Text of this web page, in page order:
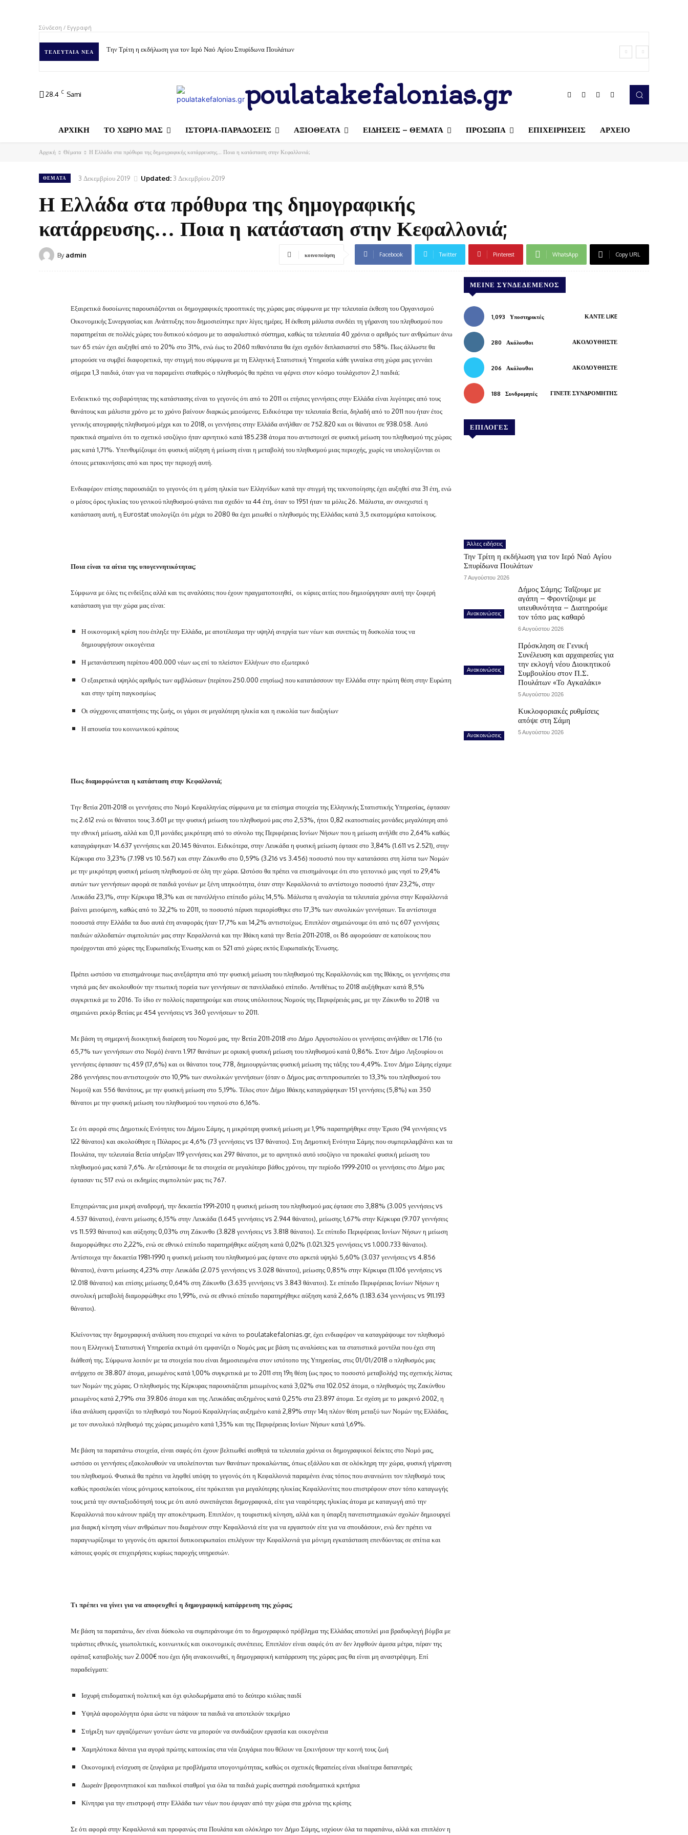
Σύνδεση / Εγγραφή
ΤΕΛΕΥΤΑΊΑ ΝΈΑ Την Τρίτη η εκδήλωση για τον Ιερό Ναό Αγίου Σπυρίδωνα Πουλάτων
28.4 C Sami poulatakefalonias.gr
ΑΡΧΙΚΗ ΤΟ ΧΩΡΙΟ ΜΑΣ ΙΣΤΟΡΙΑ-ΠΑΡΑΔΟΣΕΙΣ ΑΞΙΟΘΕΑΤΑ ΕΙΔΗΣΕΙΣ – ΘΕΜΑΤΑ ΠΡΟΣΩΠΑ ΕΠΙΧΕΙΡΗΣΕΙΣ ΑΡΧΕΙΟ
Αρχική Θέματα Η Ελλάδα στα πρόθυρα της δημογραφικής κατάρρευσης... Ποια η κατάσταση στην Κεφαλλονιά;
ΘΈΜΑΤΑ 3 Δεκεμβρίου 2019 Updated: 3 Δεκεμβρίου 2019
Η Ελλάδα στα πρόθυρα της δημογραφικής
κατάρρευσης… Ποια η κατάσταση στην Κεφαλλονιά;
By admin κοινοποίηση Facebook Twitter Pinterest WhatsApp Copy URL
Εξαιρετικά δυσοίωνες παρουσιάζονται οι δημογραφικές προοπτικές της χώρας μας σύμφωνα με την τελευταία έκθεση του Οργανισμού
Οικονομικής Συνεργασίας και Ανάπτυξης που δημοσιεύτηκε πριν λίγες ημέρες. Η έκθεση μάλιστα συνδέει τη γήρανση του πληθυσμού που
παρατηρείται σε πολλές χώρες του δυτικού κόσμου με το ασφαλιστικό σύστημα, καθώς τα τελευταία 40 χρόνια ο αριθμός των ανθρώπων άνω
των 65 ετών έχει αυξηθεί από το 20% στο 31%, ενώ έως το 2060 πιθανότατα θα έχει σχεδόν διπλασιαστεί στο 58%. Πως άλλωστε θα
μπορούσε να συμβεί διαφορετικά, την στιγμή που σύμφωνα με τη Ελληνική Στατιστική Υπηρεσία κάθε γυναίκα στη χώρα μας γεννάει
σήμερα 1,3 παιδιά, όταν για να παραμείνει σταθερός ο πληθυσμός θα πρέπει να φέρνει στον κόσμο τουλάχιστον 2,1 παιδιά;
Ενδεικτικό της σοβαρότητας της κατάστασης είναι το γεγονός ότι από το 2011 οι ετήσιες γεννήσεις στην Ελλάδα είναι λιγότερες από τους
θανάτους και μάλιστα χρόνο με το χρόνο βαίνουν διαρκώς μειούμενες. Ειδικότερα την τελευταία 8ετία, δηλαδή από το 2011 που ήταν έτος
γενικής απογραφής πληθυσμού μέχρι και το 2018, οι γεννήσεις στην Ελλάδα ανήλθαν σε 752.820 και οι θάνατοι σε 938.058. Αυτό
πρακτικά σημαίνει ότι το σχετικό ισοζύγιο ήταν αρνητικό κατά 185.238 άτομα που αντιστοιχεί σε φυσική μείωση του πληθυσμού της χώρας
μας κατά 1,71%. Υπενθυμίζουμε ότι φυσική αύξηση ή μείωση είναι η μεταβολή του πληθυσμού μιας περιοχής, χωρίς να υπολογίζονται οι
όποιες μετακινήσεις από και προς την περιοχή αυτή.
Ενδιαφέρον επίσης παρουσιάζει το γεγονός ότι η μέση ηλικία των Ελληνίδων κατά την στιγμή της τεκνοποίησης έχει αυξηθεί στα 31 έτη, ενώ
ο μέσος όρος ηλικίας του γενικού πληθυσμού φτάνει πια σχεδόν τα 44 έτη, όταν το 1951 ήταν τα μόλις 26. Μάλιστα, αν συνεχιστεί η
κατάσταση αυτή, η Eurostat υπολογίζει ότι μέχρι το 2080 θα έχει μειωθεί ο πληθυσμός της Ελλάδας κατά 3,5 εκατομμύρια κατοίκους.
Ποια είναι τα αίτια της υπογεννητικότητας;
Σύμφωνα με όλες τις ενδείξεις αλλά και τις αναλύσεις που έχουν πραγματοποιηθεί, οι κύριες αιτίες που δημιούργησαν αυτή την ζοφερή
κατάσταση για την χώρα μας είναι:
Η οικονομική κρίση που έπληξε την Ελλάδα, με αποτέλεσμα την υψηλή ανεργία των νέων και συνεπώς τη δυσκολία τους να
δημιουργήσουν οικογένεια
Η μετανάστευση περίπου 400.000 νέων ως επί το πλείστον Ελλήνων στο εξωτερικό
Ο εξαιρετικά υψηλός αριθμός των αμβλώσεων (περίπου 250.000 ετησίως) που κατατάσσουν την Ελλάδα στην πρώτη θέση στην Ευρώπη
και στην τρίτη παγκοσμίως
Οι σύγχρονες απαιτήσεις της ζωής, οι γάμοι σε μεγαλύτερη ηλικία και η ευκολία των διαζυγίων
Η απουσία του κοινωνικού κράτους
Πως διαμορφώνεται η κατάσταση στην Κεφαλλονιά;
Την 8ετία 2011-2018 οι γεννήσεις στο Νομό Κεφαλληνίας σύμφωνα με τα επίσημα στοιχεία της Ελληνικής Στατιστικής Υπηρεσίας, έφτασαν
τις 2.612 ενώ οι θάνατοι τους 3.601 με την φυσική μείωση του πληθυσμού μας στο 2,53%, ήτοι 0,82 εκατοστιαίες μονάδες μεγαλύτερη από
την εθνική μείωση, αλλά και 0,11 μονάδες μικρότερη από το σύνολο της Περιφέρειας Ιονίων Νήσων που η μείωση ανήλθε στο 2,64% καθώς
καταγράφηκαν 14.637 γεννήσεις και 20.145 θάνατοι. Ειδικότερα, στην Λευκάδα η φυσική μείωση έφτασε στο 3,84% (1.611 vs 2.521), στην
Κέρκυρα στο 3,23% (7.198 vs 10.567) και στην Ζάκυνθο στο 0,59% (3.216 vs 3.456) ποσοστό που την κατατάσσει στη λίστα των Νομών
με την μικρότερη φυσική μείωση πληθυσμού σε όλη την χώρα. Ωστόσο θα πρέπει να επισημάνουμε ότι στο γειτονικό μας νησί το 29,4%
αυτών των γεννήσεων αφορά σε παιδιά γονέων με ξένη υπηκοότητα, όταν στην Κεφαλλονιά το αντίστοιχο ποσοστό ήταν 23,2%, στην
Λευκάδα 23,1%, στην Κέρκυρα 18,3% και σε πανελλήνιο επίπεδο μόλις 14,5%. Μάλιστα η αναλογία τα τελευταία χρόνια στην Κεφαλλονιά
βαίνει μειούμενη, καθώς από το 32,2% το 2011, το ποσοστό πέρυσι περιορίσθηκε στο 17,3% των συνολικών γεννήσεων. Τα αντίστοιχα
ποσοστά στην Ελλάδα τα δυο αυτά έτη αναφοράς ήταν 17,7% και 14,2% αντιστοίχως. Επιπλέον σημειώνουμε ότι από τις 607 γεννήσεις
παιδιών αλλοδαπών συμπολιτών μας στην Κεφαλλονιά και την Ιθάκη κατά την 8ετία 2011-2018, οι 86 αφορούσαν σε κατοίκους που
προέρχονται από χώρες της Ευρωπαϊκής Ένωσης και οι 521 από χώρες εκτός Ευρωπαϊκής Ένωσης.
Πρέπει ωστόσο να επισημάνουμε πως ανεξάρτητα από την φυσική μείωση του πληθυσμού της Κεφαλλονιάς και της Ιθάκης, οι γεννήσεις στα
νησιά μας δεν ακολουθούν την πτωτική πορεία των γεννήσεων σε πανελλαδικό επίπεδο. Αντιθέτως το 2018 αυξήθηκαν κατά 8,5%
συγκριτικά με το 2016. Το ίδιο εν πολλοίς παρατηρούμε και στους υπόλοιπους Νομούς της Περιφέρειάς μας, με την Ζάκυνθο το 2018 να
σημειώνει ρεκόρ 8ετίας με 454 γεννήσεις vs 360 γεννήσεων το 2011.
Με βάση τη σημερινή διοικητική διαίρεση του Νομού μας, την 8ετία 2011-2018 στο Δήμο Αργοστολίου οι γεννήσεις ανήλθαν σε 1.716 (το
65,7% των γεννήσεων στο Νομό) έναντι 1.917 θανάτων με οριακή φυσική μείωση του πληθυσμού κατά 0,86%. Στον Δήμο Ληξουρίου οι
γεννήσεις έφτασαν τις 459 (17,6%) και οι θάνατοι τους 778, δημιουργώντας φυσική μείωση της τάξης του 4,49%. Στον Δήμο Σάμης είχαμε
286 γεννήσεις που αντιστοιχούν στο 10,9% των συνολικών γεννήσεων (όταν ο Δήμος μας αντιπροσωπεύει το 13,3% του πληθυσμού του
Νομού) και 556 θανάτους, με την φυσική μείωση στο 5,19%. Τέλος στον Δήμο Ιθάκης καταγράφηκαν 151 γεννήσεις (5,8%) και 350
θάνατοι με την φυσική μείωση του πληθυσμού του νησιού στο 6,16%.
Σε ότι αφορά στις Δημοτικές Ενότητες του Δήμου Σάμης, η μικρότερη φυσική μείωση με 1,9% παρατηρήθηκε στην Έρισο (94 γεννήσεις vs
122 θάνατοι) και ακολούθησε η Πύλαρος με 4,6% (73 γεννήσεις vs 137 θάνατοι). Στη Δημοτική Ενότητα Σάμης που συμπεριλαμβάνει και τα
Πουλάτα, την τελευταία 8ετία υπήρξαν 119 γεννήσεις και 297 θάνατοι, με το αρνητικό αυτό ισοζύγιο να προκαλεί φυσική μείωση του
πληθυσμού μας κατά 7,6%. Αν εξετάσουμε δε τα στοιχεία σε μεγαλύτερο βάθος χρόνου, την περίοδο 1999-2010 οι γεννήσεις στο Δήμο μας
έφτασαν τις 517 ενώ οι εκδημίες συμπολιτών μας τις 767.
Επιχειρώντας μια μικρή αναδρομή, την δεκαετία 1991-2010 η φυσική μείωση του πληθυσμού μας έφτασε στο 3,88% (3.005 γεννήσεις vs
4.537 θάνατοι), έναντι μείωσης 6,15% στην Λευκάδα (1.645 γεννήσεις vs 2.944 θάνατοι), μείωσης 1,67% στην Κέρκυρα (9.707 γεννήσεις
vs 11.593 θάνατοι) και αύξησης 0,03% στη Ζάκυνθο (3.828 γεννήσεις vs 3.818 θάνατοι). Σε επίπεδο Περιφέρειας Ιονίων Νήσων η μείωση
διαμορφώθηκε στο 2,22%, ενώ σε εθνικό επίπεδο παρατηρήθηκε αύξηση κατά 0,02% (1.021.325 γεννήσεις vs 1.000.733 θάνατοι).
Αντίστοιχα την δεκαετία 1981-1990 η φυσική μείωση του πληθυσμού μας έφτανε στο αρκετά υψηλό 5,60% (3.037 γεννήσεις vs 4.856
θάνατοι), έναντι μείωσης 4,23% στην Λευκάδα (2.075 γεννήσεις vs 3.028 θάνατοι), μείωσης 0,85% στην Κέρκυρα (11.106 γεννήσεις vs
12.018 θάνατοι) και επίσης μείωσης 0,64% στη Ζάκυνθο (3.635 γεννήσεις vs 3.843 θάνατοι). Σε επίπεδο Περιφέρειας Ιονίων Νήσων η
συνολική μεταβολή διαμορφώθηκε στο 1,99%, ενώ σε εθνικό επίπεδο παρατηρήθηκε αύξηση κατά 2,66% (1.183.634 γεννήσεις vs 911.193
θάνατοι).
Κλείνοντας την δημογραφική ανάλυση που επιχειρεί να κάνει το poulatakefalonias.gr, έχει ενδιαφέρον να καταγράψουμε τον πληθυσμό
που η Ελληνική Στατιστική Υπηρεσία εκτιμά ότι εμφανίζει ο Νομός μας με βάση τις αναλύσεις και τα στατιστικά μοντέλα που έχει στη
διάθεσή της. Σύμφωνα λοιπόν με τα στοιχεία που είναι δημοσιευμένα στον ιστότοπο της Υπηρεσίας, στις 01/01/2018 ο πληθυσμός μας
ανήρχετο σε 38.807 άτομα, μειωμένος κατά 1,00% συγκριτικά με το 2011 στη 19η θέση (ως προς το ποσοστό μεταβολής) της σχετικής λίστας
των Νομών της χώρας. Ο πληθυσμός της Κέρκυρας παρουσιάζεται μειωμένος κατά 3,02% στα 102.052 άτομα, ο πληθυσμός της Ζακύνθου
μειωμένος κατά 2,79% στα 39.806 άτομα και της Λευκάδας αυξημένος κατά 0,25% στα 23.897 άτομα. Σε σχέση με το μακρινό 2002, η
ίδια ανάλυση εμφανίζει το πληθυσμό του Νομού Κεφαλληνίας αυξημένο κατά 2,89% στην 14η πλέον θέση μεταξύ των Νομών της Ελλάδας,
με τον συνολικό πληθυσμό της χώρας μειωμένο κατά 1,35% και της Περιφέρειας Ιονίων Νήσων κατά 1,69%.
Με βάση τα παραπάνω στοιχεία, είναι σαφές ότι έχουν βελτιωθεί αισθητά τα τελευταία χρόνια οι δημογραφικοί δείκτες στο Νομό μας,
ωστόσο οι γεννήσεις εξακολουθούν να υπολείπονται των θανάτων προκαλώντας, όπως εξάλλου και σε ολόκληρη την χώρα, φυσική γήρανση
του πληθυσμού. Φυσικά θα πρέπει να ληφθεί υπόψη το γεγονός ότι η Κεφαλλονιά παραμένει ένας τόπος που ανανεώνει τον πληθυσμό τους
καθώς προσελκύει νέους μόνιμους κατοίκους, είτε πρόκειται για μεγαλύτερης ηλικίας Κεφαλλονίτες που επιστρέφουν στον τόπο καταγωγής
τους μετά την συνταξιοδότησή τους με ότι αυτό συνεπάγεται δημογραφικά, είτε για νεαρότερης ηλικίας άτομα με καταγωγή από την
Κεφαλλονιά που κάνουν πράξη την αποκέντρωση. Επιπλέον, η τουριστική κίνηση, αλλά και η ύπαρξη πανεπιστημιακών σχολών δημιουργεί
μια διαρκή κίνηση νέων ανθρώπων που διαμένουν στην Κεφαλλονιά είτε για να εργαστούν είτε για να σπουδάσουν, ενώ δεν πρέπει να
παραγνωρίζουμε το γεγονός ότι αρκετοί δυτικοευρωπαίοι επιλέγουν την Κεφαλλονιά για μόνιμη εγκατάσταση επενδύοντας σε σπίτια και
κάποιες φορές σε επιχειρήσεις κυρίως παροχής υπηρεσιών.
Τι πρέπει να γίνει για να αποφευχθεί η δημογραφική κατάρρευση της χώρας;
Με βάση τα παραπάνω, δεν είναι δύσκολο να συμπεράνουμε ότι το δημογραφικό πρόβλημα της Ελλάδας αποτελεί μια βραδυφλεγή βόμβα με
τεράστιες εθνικές, γεωπολιτικές, κοινωνικές και οικονομικές συνέπειες. Επιπλέον είναι σαφές ότι αν δεν ληφθούν άμεσα μέτρα, πέραν της
εφάπαξ καταβολής των 2.000€ που έχει ήδη ανακοινωθεί, η δημογραφική κατάρρευση της χώρας μας θα είναι μη αναστρέψιμη. Επί
παραδείγματι:
Ισχυρή επιδοματική πολιτική και όχι φιλοδωρήματα από το δεύτερο κιόλας παιδί
Υψηλά αφορολόγητα όρια ώστε να πάψουν τα παιδιά να αποτελούν τεκμήριο
Στήριξη των εργαζόμενων γονέων ώστε να μπορούν να συνδυάζουν εργασία και οικογένεια
Χαμηλότοκα δάνεια για αγορά πρώτης κατοικίας στα νέα ζευγάρια που θέλουν να ξεκινήσουν την κοινή τους ζωή
Οικονομική ενίσχυση σε ζευγάρια με προβλήματα υπογονιμότητας, καθώς οι σχετικές θεραπείες είναι ιδιαίτερα δαπανηρές
Δωρεάν βρεφονηπιακοί και παιδικοί σταθμοί για όλα τα παιδιά χωρίς αυστηρά εισοδηματικά κριτήρια
Κίνητρα για την επιστροφή στην Ελλάδα των νέων που έφυγαν από την χώρα στα χρόνια της κρίσης
Σε ότι αφορά στην Κεφαλλονιά και προφανώς στα Πουλάτα και ολόκληρο τον Δήμο Σάμης, ισχύουν όλα τα παραπάνω, αλλά και επιπλέον η
ΜΕΊΝΕ ΣΥΝΔΕΔΕΜΈΝΟΣ
1,093 Υποστηρικτές ΚΆΝΤΕ LIKE
280 Ακόλουθοι ΑΚΟΛΟΥΘΉΣΤΕ
206 Ακόλουθοι ΑΚΟΛΟΥΘΉΣΤΕ
188 Συνδρομητές ΓΊΝΕΤΕ ΣΥΝΔΡΟΜΗΤΉΣ
ΕΠΙΛΟΓΕΣ
Άλλες ειδήσεις
Την Τρίτη η εκδήλωση για τον Ιερό Ναό Αγίου
Σπυρίδωνα Πουλάτων
7 Αυγούστου 2026
Ανακοινώσεις
Δήμος Σάμης: Ταΐζουμε με
αγάπη – Φροντίζουμε με
υπευθυνότητα – Διατηρούμε
τον τόπο μας καθαρό
6 Αυγούστου 2026
Ανακοινώσεις
Πρόσκληση σε Γενική
Συνέλευση και αρχαιρεσίες για
την εκλογή νέου Διοικητικού
Συμβουλίου στον Π.Σ.
Πουλάτων «Το Αγκαλάκι»
5 Αυγούστου 2026
Ανακοινώσεις
Κυκλοφοριακές ρυθμίσεις
απόψε στη Σάμη
5 Αυγούστου 2026